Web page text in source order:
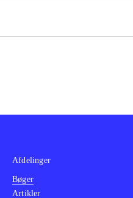
Afdelinger
Bøger
Artikler